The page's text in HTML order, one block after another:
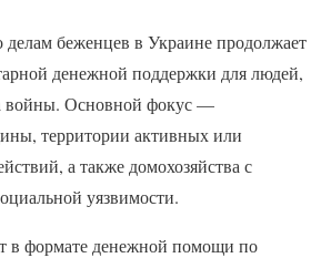
делам беженцев в Украине продолжает
денежной поддержки для людей,
войны. Основной фокус —
территории активных или
а также домохозяйства с
уязвимости.
в формате денежной помощи по